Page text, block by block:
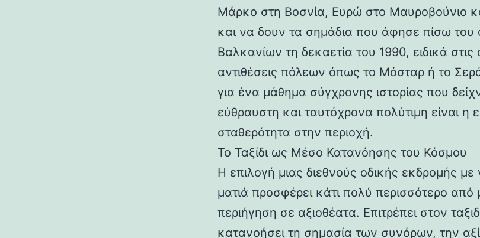
Μάρκο στη Βοσνία, Ευρώ στο Μαυροβούνιο
και να δουν τα σημάδια που άφησε πίσω του
Βαλκανίων τη δεκαετία του 1990, ειδικά στις
αντιθέσεις πόλεων όπως το Μόσταρ ή το
για ένα μάθημα σύγχρονης ιστορίας που
εύθραυστη και ταυτόχρονα πολύτιμη είναι η
σταθερότητα στην περιοχή.
Το Ταξίδι ως Μέσο Κατανόησης του Κόσμου
Η επιλογή μιας διεθνούς οδικής εκδρομής με
ματιά προσφέρει κάτι πολύ περισσότερο από
περιήγηση σε αξιοθέατα. Επιτρέπει στον
κατανοήσει τη σημασία των συνόρων, την